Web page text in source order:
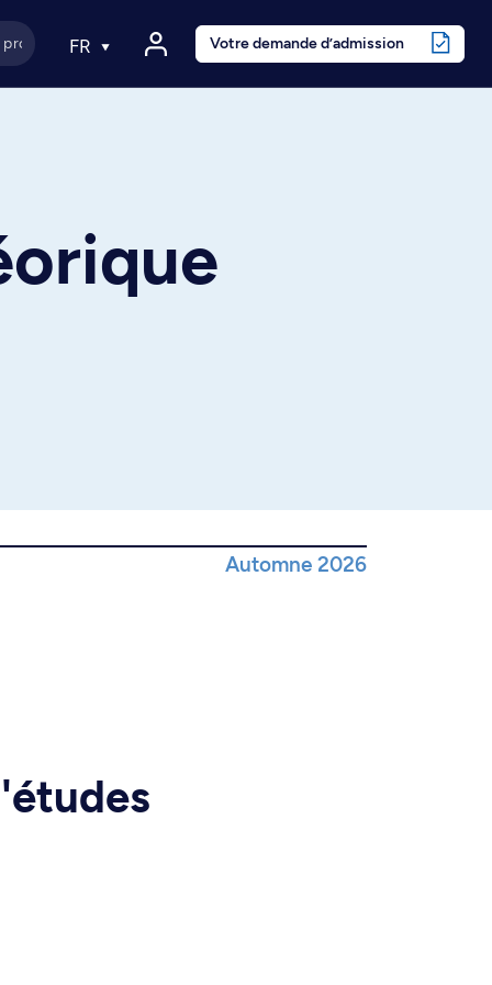
FR Votre demande d’admission
Automne 2026